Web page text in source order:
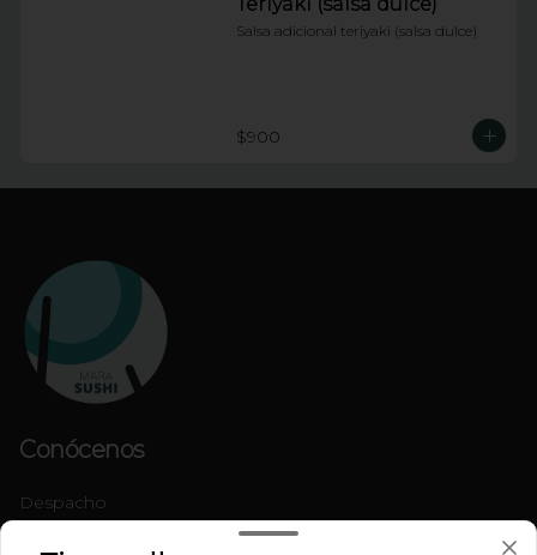
Salsa adicional teriyaki (salsa dulce)
$900
Conócenos
Despacho